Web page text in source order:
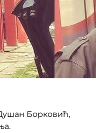
Борковић,